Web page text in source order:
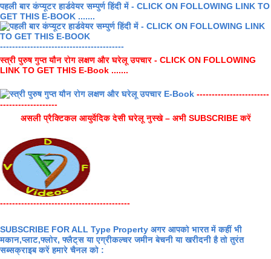
पहली बार कंप्यूटर हार्डवेयर सम्पुर्ण हिंदी में - CLICK ON FOLLOWING LINK TO
GET THIS E-BOOK .......
-----------------------------------------
स्त्री पुरुष गुप्त यौन रोग लक्षण और घरेलू उपचार - CLICK ON FOLLOWING
LINK TO GET THIS E-Book .......
------------------------
-------------------
असली प्रैक्टिकल आयुर्वेदिक देसी घरेलू नुस्खे – अभी SUBSCRIBE करें
-------------------------------------------
SUBSCRIBE FOR ALL Type Property अगर आपको भारत में कहीं भी
मकान,प्लाट,फ्लोर, फ्लैट्स या एग्रीकल्चर जमीन बेचनी या खरीदनी है तो तुरंत
सब्सक्राइब करें हमारे चैनल को :